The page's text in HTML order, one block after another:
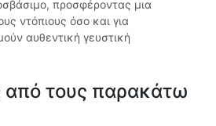
προσφέροντας μια
ντόπιους όσο και για
αυθεντική γευστική
από τους παρακάτω